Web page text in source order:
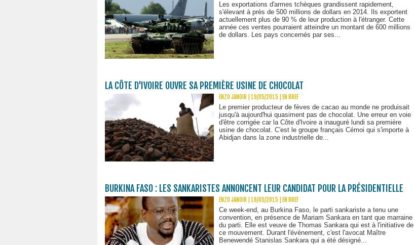
Les exportations d'armes tchèques grandissent rapidement,
s'élevant à près de 500 millions de dollars en 2014. Ils exportent
actuellement plus de 90 % de leur production à l'étranger. Cette
année ces ventes pourraient atteindre un montant de 600 millions
de dollars. Les pays concernés par ses...
LA CÔTE D'IVOIRE OUVRE SA PREMIÈRE USINE DE CHOCOLAT
ENZO JANOIR | 19/05/2015 EN BREF
Le premier producteur de fèves de cacao au monde ne produisait
jusqu'à aujourd'hui quasiment pas de chocolat. Une erreur en voie
d'être corrigée car la Côte d'Ivoire a inauguré lundi sa première
usine de chocolat. C'est le groupe français Cémoi qui s'importe à
Abidjan dans la zone industrielle de...
BURKINA FASO : LES SANKARISTES ANNONCENT LEUR CANDIDAT POUR LA PRÉSIDENTIELLE
ENZO JANOIR | 18/05/2015 EN BREF
Ce week-end, au Burkina Faso, le parti sankariste a tenu une
convention, en présence de Mariam Sankara en tant que marraine
du parti. Elle est veuve de Thomas Sankara qui est à l'initiative de
ce mouvement. Durant l'évènement, c'est l'avocat Maître
Benewendé Stanislas Sankara qui a été désigné...